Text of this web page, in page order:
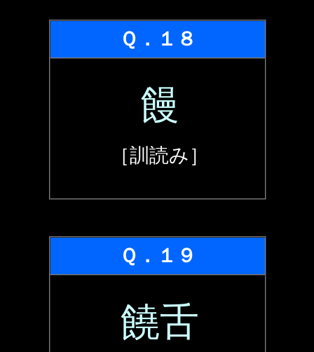
Ｑ．１８
饅
［訓読み］
Ｑ．１９
饒舌